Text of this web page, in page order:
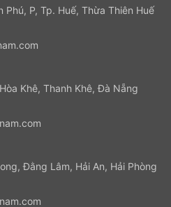
Phú, P, Tp. Huế, Thừa Thiên Huế
Khê, Thanh Khê, Đà Nẵng
Đằng Lâm, Hải An, Hải Phòng